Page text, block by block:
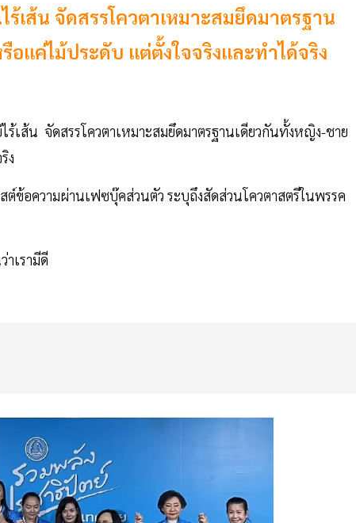
เส้น จัดสรรโควตาเหมาะสมยึดมาตรฐาน
อแค่ไม้ประดับ แต่ตั้งใจจริงและทำได้จริง
เส้น จัดสรรโควตาเหมาะสมยึดมาตรฐานเดียวกันทั้งหญิง-ชาย
ง
ต์ข้อความผ่านเฟซบุ๊คส่วนตัว ระบุถึงสัดส่วนโควตาสตรีในพรรค
เรามีดี